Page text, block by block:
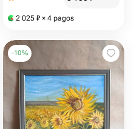
2 025 ₽ × 4 pagos
-10%